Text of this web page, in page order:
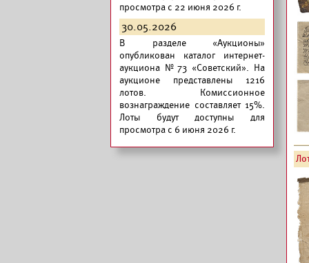
просмотра с 22 июня 2026 г.
30.05.2026
В разделе «Аукционы»
опубликован каталог интернет-
аукциона №73 «Советский». На
аукционе представлены 1216
лотов. Комиссионное
вознаграждение составляет 15%.
Лоты будут доступны для
просмотра с 6 июня 2026 г.